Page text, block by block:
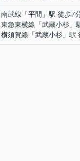
南武線 「平間 」駅 徒歩7
東急東横線 「武蔵小杉 」
横須賀線 「武蔵小杉 」駅